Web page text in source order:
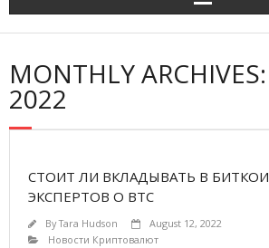
MONTHLY
2022
СТОИТ ЛИ ВКЛАДЫВАТЬ В
ЭКСПЕРТОВ О BTC
ByTara Hudson
August 12, 2022
Новости Криптовалют